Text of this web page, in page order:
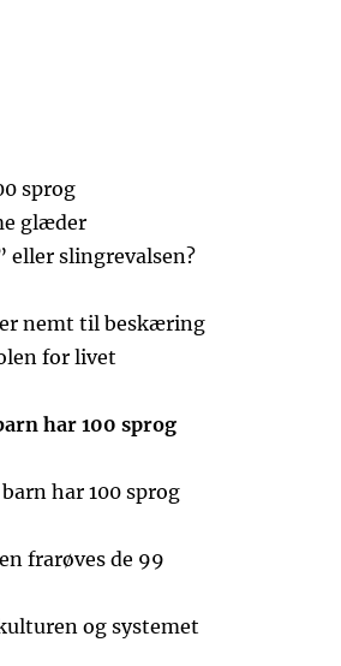
sprog
glæder
eller slingrevalsen?
nemt til beskæring
for livet
har 100 sprog
har 100 sprog
frarøves de 99
og systemet